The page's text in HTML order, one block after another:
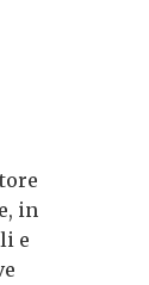
in
e